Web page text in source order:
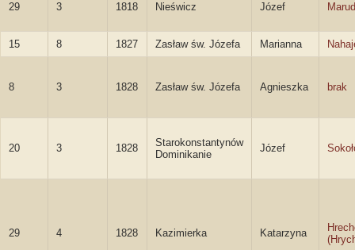
29 3 1818 Nieświcz Józef
15 8 1827 Zasław św. Józefa Marianna
8 3 1828 Zasław św. Józefa Agnieszka brak
20 3 1828
Starokonstantynów
Dominikanie
Józef
29 4 1828 Kazimierka Katarzyna